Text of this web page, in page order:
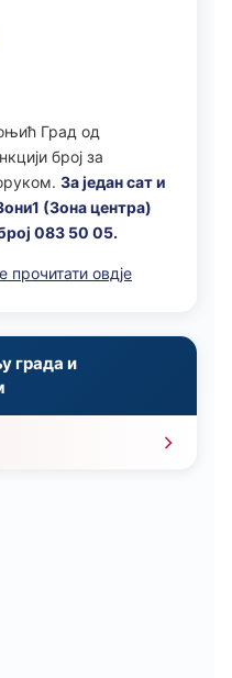
Град од
број за
За један сат и
(Зона центра)
083 50 05.
овдје
града и